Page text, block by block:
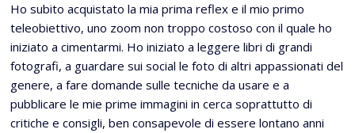
Ho subito acquistato la mia prima reflex e il mio primo
teleobiettivo, uno zoom non troppo costoso con il quale ho
iniziato a cimentarmi. Ho iniziato a leggere libri di grandi
fotografi, a guardare sui social le foto di altri appassionati del
genere, a fare domande sulle tecniche da usare e a
pubblicare le mie prime immagini in cerca soprattutto di
critiche e consigli, ben consapevole di essere lontano anni